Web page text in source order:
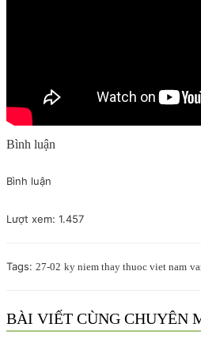
Bình luận
Bình luận
Lượt xem: 1.457
Tags: 27-02 ky niem thay thuoc viet nam
BÀI VIẾT CÙNG CHUYÊN